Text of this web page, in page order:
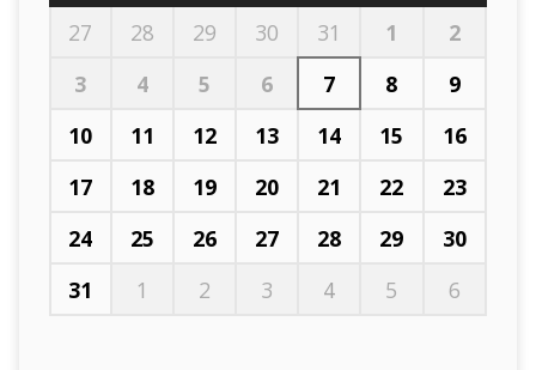
27
28 29 30 31 1
2
3
4 5 6 7 8
9
10
11 12 13 14 15
16
17
18 19 20 21 22
23
24
25 26 27 28 29
30
31
1 2 3 4 5 6